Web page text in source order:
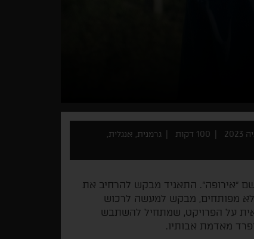
100 דקות
גרמנית, אנגלית,
"אירופה". התאגיד מבקש להרחיב את
לא מפותחים, מבקש למעשה לרכוש
על הפרויקט, שמתחיל להשתבש
מאדמת אבותיו.